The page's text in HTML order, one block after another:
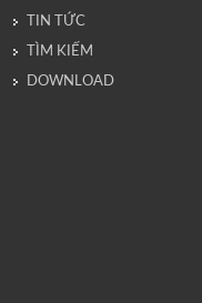
TIN TỨC
TÌM KIẾM
DOWNLOAD